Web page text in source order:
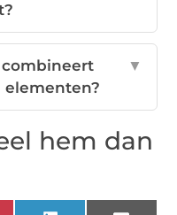
elementen?
▼
hem dan